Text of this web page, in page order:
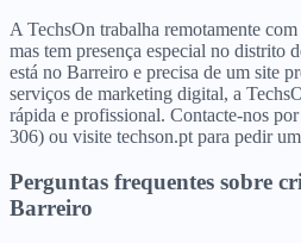
A TechsOn trabalha remotamente
mas tem presença especial no distrito
está no Barreiro e precisa de um site
serviços de marketing digital, a
rápida e profissional. Contacte-nos
306) ou visite techson.pt para pedir
Perguntas frequentes sobre
Barreiro